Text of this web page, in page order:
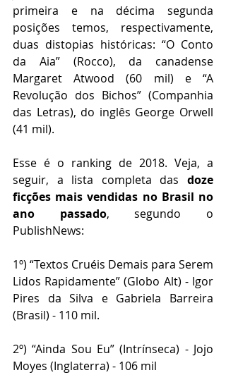
primeira e na décima segunda
posições temos, respectivamente,
duas distopias históricas: “O Conto
da Aia” (Rocco), da canadense
Margaret Atwood (60 mil) e “A
Revolução dos Bichos” (Companhia
das Letras), do inglês George Orwell
(41 mil).
Esse é o ranking de 2018. Veja, a
seguir, a lista completa das doze
ficções mais vendidas no Brasil no
ano passado, segundo o
PublishNews:
1º) “Textos Cruéis Demais para Serem
Lidos Rapidamente” (Globo Alt) - Igor
Pires da Silva e Gabriela Barreira
(Brasil) - 110 mil.
2º) “Ainda Sou Eu” (Intrínseca) - Jojo
Moyes (Inglaterra) - 106 mil